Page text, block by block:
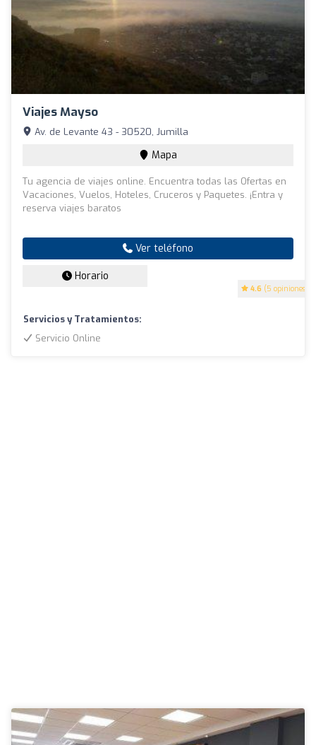
Viajes Mayso
4.6 (5 opiniones)
Av. de Levante 43 - 30520, Jumilla
Mapa
Tu agencia de viajes online. Encuentra todas las Ofertas en
Vacaciones, Vuelos, Hoteles, Cruceros y Paquetes. ¡Entra y
reserva viajes baratos
Ver teléfono
Horario
Servicios y Tratamientos:
Servicio Online